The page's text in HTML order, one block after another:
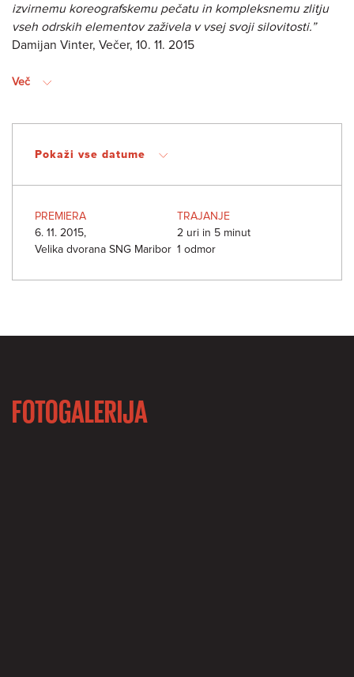
izvirnemu koreografskemu pečatu in kompleksnemu zlitju
vseh odrskih elementov zaživela v vsej svoji silovitosti.”
Damijan Vinter, Večer, 10. 11. 2015
Več
Pokaži vse datume
PREMIERA
6. 11. 2015,
Velika dvorana SNG Maribor
TRAJANJE
2 uri in 5 minut
1 odmor
FOTOGALERIJA